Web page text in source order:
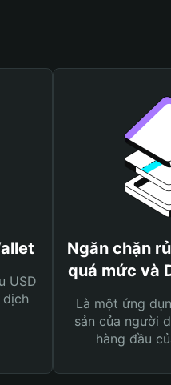
USD
dịch
Ngăn chặn
quá mức và
Là một ứng
sản của người
hàng đầu